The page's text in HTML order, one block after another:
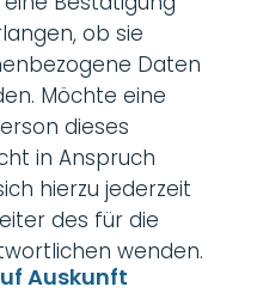
ob sie
Daten
Möchte eine
dieses
in Anspruch
hierzu jederzeit
des für die
wenden.
Auskunft